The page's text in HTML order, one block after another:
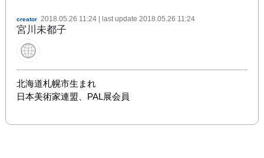
creator 2018.05.26 11:24 | last update 2018.05.26 11:24
宮川未都子
北海道札幌市生まれ
日本美術家連盟、PAL展会員